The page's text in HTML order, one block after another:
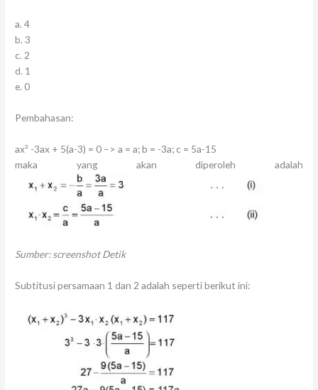
a. 4
b. 3
c. 2
d. 1
e. 0
Pembahasan:
ax² -3ax + 5(a-3) = 0 –> a = a; b = -3a; c = 5a-15
maka yang akan diperoleh adalah
Sumber: screenshot Detik
Subtitusi persamaan 1 dan 2 adalah seperti berikut ini: